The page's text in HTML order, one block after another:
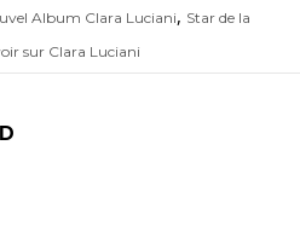
Album Clara Luciani, Star de la
sur Clara Luciani